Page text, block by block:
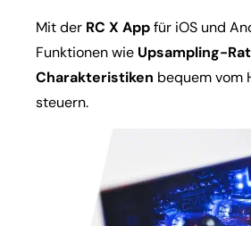
Mit der RC X Appfür iOS und
Funktionen wie Upsampling-
Charakteristiken bequem vom
steuern.